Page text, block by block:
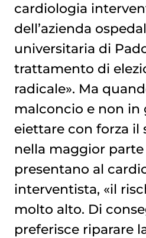
cardiologia
dell’azienda
universitaria di
trattamento di
radicale». Ma
malconcio e non in
eiettare con forza il
nella maggior parte
presentano al
interventista, «il
molto alto. Di
preferisce riparare